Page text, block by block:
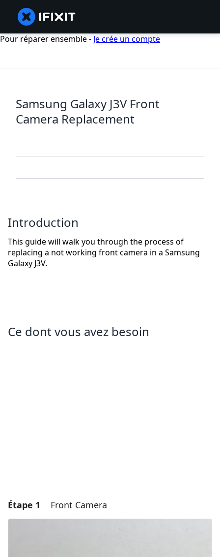
Pour réparer ensemble - Je crée un compte
Samsung Galaxy J3V Front
Camera Replacement
Introduction
This guide will walk you through the process of
replacing a not working front camera in a Samsung
Galaxy J3V.
Ce dont vous avez besoin
Étape 1 Front Camera